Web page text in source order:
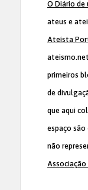
O Diário de
ateus e
Ateísta
primeiros
de
que aqui
espaço são
não